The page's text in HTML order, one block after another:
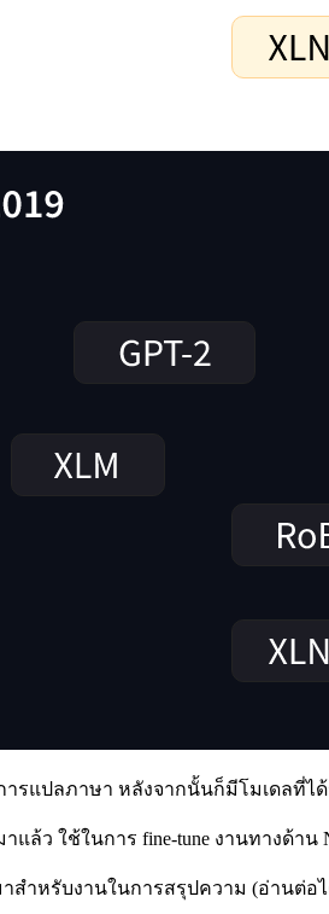
รแปลภาษา หลังจากนั้นก็มีโมเดลที่ไ
แล้ว ใช้ในการ fine-tune งานทางด้า
ำหรับงานในการสรุปความ (อ่านต่อ